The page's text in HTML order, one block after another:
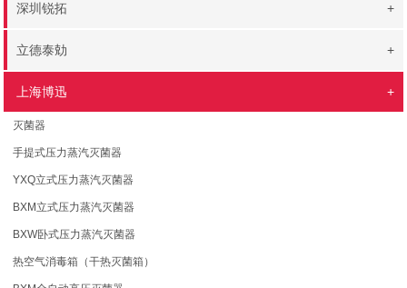
深圳锐拓 +
立德泰勀 +
上海博迅 +
灭菌器
手提式压力蒸汽灭菌器
YXQ立式压力蒸汽灭菌器
BXM立式压力蒸汽灭菌器
BXW卧式压力蒸汽灭菌器
热空气消毒箱（干热灭菌箱）